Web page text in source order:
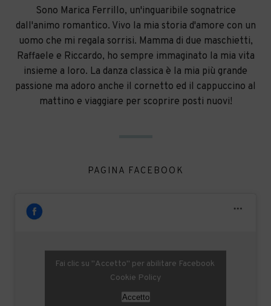
Sono Marica Ferrillo, un'inguaribile sognatrice
dall'animo romantico. Vivo la mia storia d'amore con un
uomo che mi regala sorrisi. Mamma di due maschietti,
Raffaele e Riccardo, ho sempre immaginato la mia vita
insieme a loro. La danza classica è la mia più grande
passione ma adoro anche il cornetto ed il cappuccino al
mattino e viaggiare per scoprire posti nuovi!
PAGINA FACEBOOK
Fai clic su "Accetto" per abilitare Facebook
Cookie Policy
Accetto